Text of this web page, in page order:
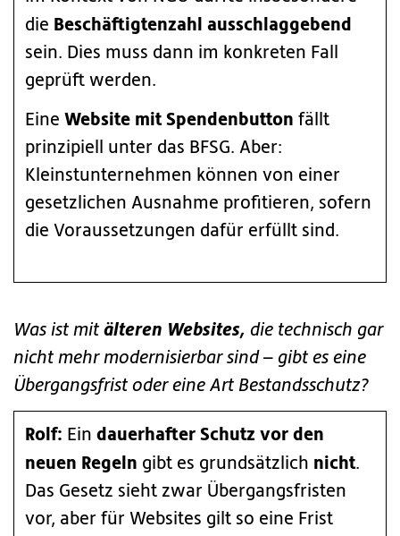
die Beschäftigtenzahl ausschlaggebend
sein. Dies muss dann im konkreten Fall
geprüft werden.
Eine Website mit Spendenbutton fällt
prinzipiell unter das BFSG. Aber:
Kleinstunternehmen können von einer
gesetzlichen Ausnahme profitieren, sofern
die Voraussetzungen dafür erfüllt sind.
Was ist mit älteren Websites, die technisch gar
nicht mehr modernisierbar sind – gibt es eine
Übergangsfrist oder eine Art Bestandsschutz?
Rolf: Ein dauerhafter Schutz vor den
neuen Regeln gibt es grundsätzlich nicht.
Das Gesetz sieht zwar Übergangsfristen
vor, aber für Websites gilt so eine Frist